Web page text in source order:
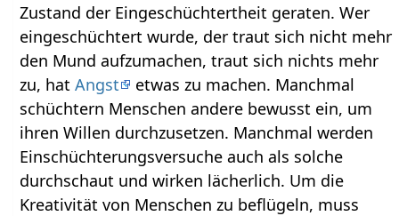
Zustand der Eingeschüchtertheit geraten. Wer
eingeschüchtert wurde, der traut sich nicht mehr
den Mund aufzumachen, traut sich nichts mehr
zu, hatAngst
etwas zu machen. Manchmal
schüchtern Menschen andere bewusst ein, um
ihren Willen durchzusetzen. Manchmal werden
Einschüchterungsversuche auch als solche
durchschaut und wirken lächerlich. Um die
Kreativität von Menschen zu beflügeln, muss